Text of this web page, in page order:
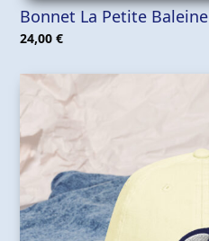
Bonnet La Petite Baleine
24,00€